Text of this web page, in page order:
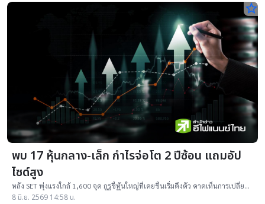
star_border
พบ 17 หุ้นกลาง-เล็ก กำไรจ่อโต 2 ปีซ้อน แถมอัป
ไซด์สูง
หลัง SET พุ่งแรงใกล้ 1,600 จุด กูรูชี้หุ้นใหญ่ที่เคยขึ้นเริ่มตึงตัว คาดเห็นการเปลี่ยน
กลุ่มเล่นไปสู่หุ้นขนาดกลาง-เล็กมากขึ้น
8 มิ.ย. 2569 14:58 น.